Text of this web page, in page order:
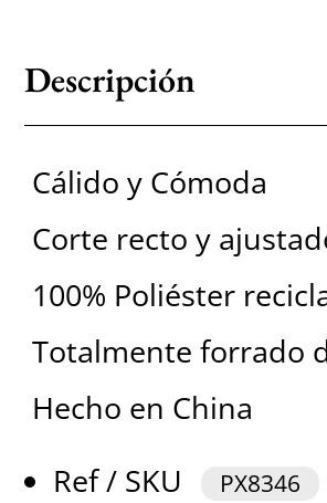
Descripción
Cálido y Cómoda
Corte recto y
100% Poliéster
Totalmente forrado
Hecho en China
Ref / SKU
PX8346